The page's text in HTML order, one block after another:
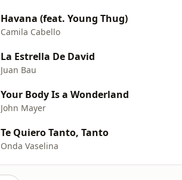
Havana (feat. Young Thug)
Camila Cabello
La Estrella De David
Juan Bau
Your Body Is a Wonderland
John Mayer
Te Quiero Tanto, Tanto
Onda Vaselina